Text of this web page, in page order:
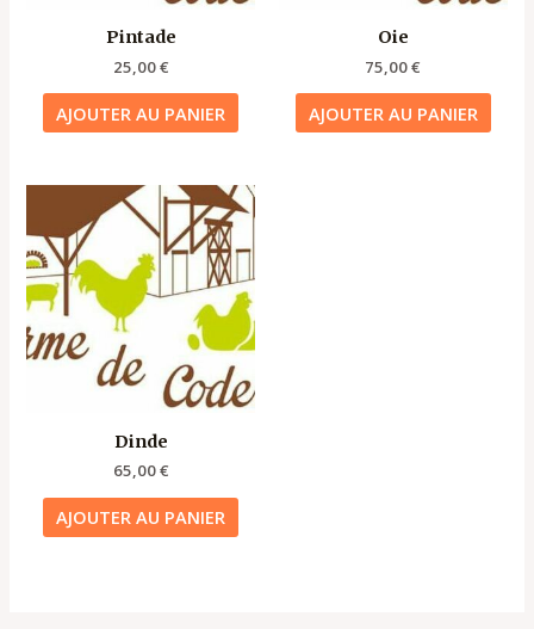
Pintade
25,00€
AJOUTER AU PANIER
Oie
75,00€
AJOUTER AU PANIER
Dinde
65,00€
AJOUTER AU PANIER